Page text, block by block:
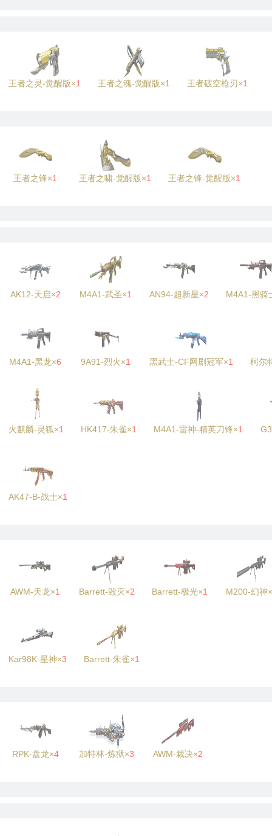
王者之灵-觉醒版×1 王者之魂-觉醒版×1 王者破空枪刃×1
王者之锋×1 王者之啸-觉醒版×1 王者之锋-觉醒版×1
AK12-天启×2 M4A1-武圣×1 AN94-超新星×2 M4A1-黑骑
M4A1-黑龙×6 9A91-烈火×1 黑武士-CF网剧冠军×1 柯尔
火麒麟-灵狐×1 HK417-朱雀×1 M4A1-雷神-精英刀锋×1
AK47-B-战士×1
AWM-天龙×1 Barrett-毁灭×2 Barrett-极光×1 M200-幻神×
Kar98K-星神×3 Barrett-朱雀×1
RPK-盘龙×4 加特林-炼狱×3 AWM-裁决×2